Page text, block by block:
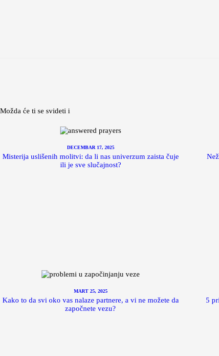
Možda će ti se svideti i
DECEMBAR 17, 2025
Misterija uslišenih molitvi: da li nas univerzum zaista čuje
ili je sve slučajnost?
MART 25, 2025
Kako to da svi oko vas nalaze partnere, a vi ne možete da
započnete vezu?
5